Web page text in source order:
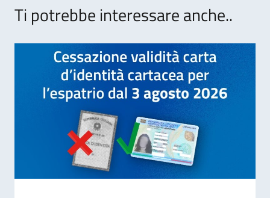
Ti potrebbe interessare anche..